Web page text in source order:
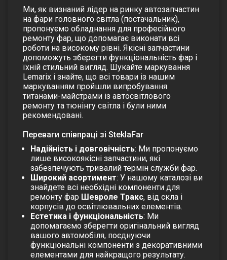
Ми, як визнаний лідер на ринку автозапчастин
на фари головного світла (постачальник),
пропонуємо обладнання для професійного
ремонту фар, що допомагає виконати всі
роботи на високому рівні. Якісні запчастини
допоможуть зберегти функціональність фар і
їхній стильний вигляд. Шукайте маркування
Lemarix і знайте, що всі товари із нашим
маркуванням пройшли випробування
титанами-майстрами із автосвітлового
ремонту та тюнінгу світла і були ними
рекомендовані.
Переваги співпраці зі SteklaFar
Надійність і довговічність: Ми пропонуємо
лише високоякісні запчастини, які
забезпечують тривалий термін служби фар.
Широкий асортимент: У нашому каталозі ви
знайдете всі необхідні компоненти для
ремонту фар Шевроле Тракс, від скла і
корпусів до освітлювальних елементів.
Естетика і функціональність: Ми
допомагаємо зберегти оригінальний вигляд
вашого автомобіля, поєднуючи
функціональні компоненти з декоративними
елементами для найкращого результату.